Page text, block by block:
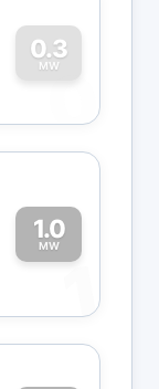
0.3
MW
0
1.0
MW
1